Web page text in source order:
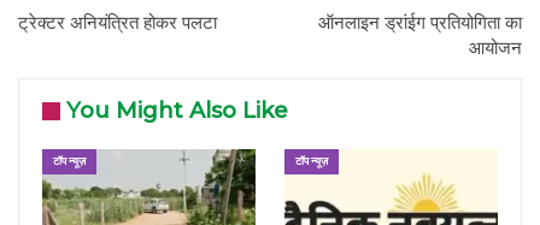
ट्रेक्टर अनियंत्रित होकर पलटा
ऑनलाइन ड्रांईग प्रतियोगिता का
आयोजन
You Might Also Like
टॉप न्यूज़ टॉप न्यूज़